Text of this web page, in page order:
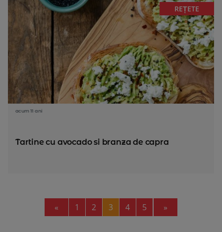
REȚETE
acum 11 ani
Tartine cu avocado si branza de capra
« Previous
1 2 3 4 5 »